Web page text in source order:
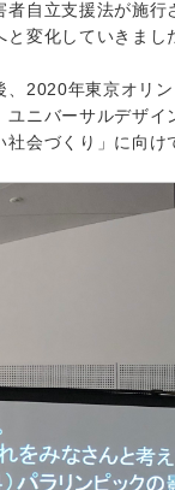
者自立支援法が施
と変化していきまし
、2020年東京オリ
ユニバーサルデザ
社会づくり」に向け